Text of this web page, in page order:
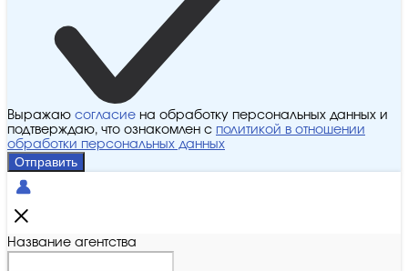
Выражаю согласие на обработку персональных данных и
подтверждаю, что ознакомлен с политикой в отношении
обработки персональных данных
Отправить
Название агентства